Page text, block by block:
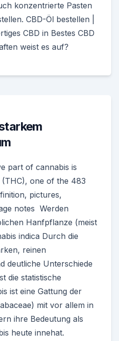
konzentrierte Pasten
CBD-Öl bestellen |
CBD in Bestes CBD
weist es auf?
part of cannabis is
one of the 483
pictures,
notes Werden
Hanfpflanze (meist
indica Durch die
reinen
deutliche Unterschiede
die statistische
ist eine Gattung der
mit vor allem in
ihre Bedeutung als
heute innehat.